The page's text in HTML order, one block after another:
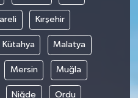
Kırşehir
Kütahya Malatya
Mersin Muğla
Niğde Ordu